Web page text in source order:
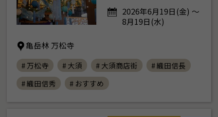
2026年6月19日(金) ～
8月19日(水)
亀岳林 万松寺
# 万松寺 # 大須 # 大須商店街
# 織田信長
# 織田信秀
# おすすめ